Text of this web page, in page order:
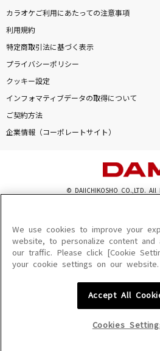
カラオケご利用にあたっての注意事項
利用規約
特定商取引法に基づく表示
プライバシーポリシー
クッキー設定
インフォマティブデータの取得について
ご契約方法
企業情報（コーポレートサイト）
© DAIICHIKOSHO CO.,LTD. All
このサイトに掲載されている一切の文章・画像・
を問わず、著作権法の定める範囲を超えて無断で
を禁じます。
楽曲及びコンテンツは、機種によりご利用いただ
楽曲及びコンテンツの配信日、配信内容が変更に
We use cookies to improve your
website, to personalize content and
our traffic. Please click [Cookie
your cookie settings on our website.
Accept All
Cookies